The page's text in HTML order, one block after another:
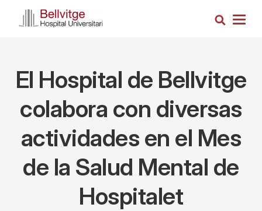
Busca
El Hospital de Bellvitge
colabora con diversas
actividades en el Mes
de la Salud Mental de
Hospitalet